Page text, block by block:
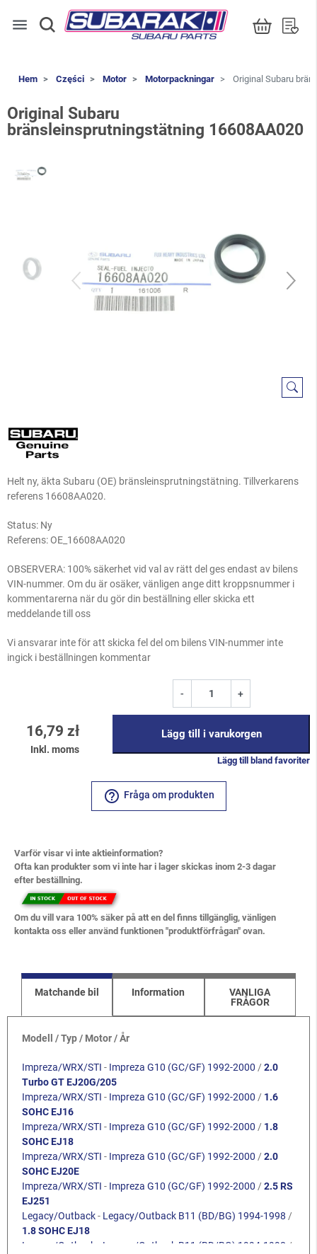
menu
Hem Części Motor Motorpackningar Original Subaru
Original Subaru
bränsleinsprutningstätning 16608AA020
Helt ny, äkta Subaru (OE) bränsleinsprutningstätning. Tillverkarens
referens 16608AA020.
Status: Ny
Referens:OE_16608AA020
OBSERVERA: 100% säkerhet vid val av rätt del ges endast av bilens
VIN-nummer. Om du är osäker, vänligen ange ditt kroppsnummer i
kommentarerna när du gör din beställning eller skicka ett
meddelande till oss
Vi ansvarar inte för att skicka fel del om bilens VIN-nummer inte
ingick i beställningen kommentar
16,79 zł
Inkl. moms
- +
Lägg till i varukorgen
Lägg till bland favoriter
help_outline Fråga om produkten
Varför visar vi inte aktieinformation?
Ofta kan produkter som vi inte har i lager skickas inom 2-3 dagar
efter beställning.
Om du vill vara 100% säker på att en del finns tillgänglig, vänligen
kontakta oss eller använd funktionen "produktförfrågan" ovan.
Matchande bil Information
VANLIGA
FRÅGOR
Modell / Typ / Motor / År
Impreza/WRX/STI - Impreza G10 (GC/GF) 1992-2000 /2.0
Turbo GT EJ20G/205
Impreza/WRX/STI - Impreza G10 (GC/GF) 1992-2000 / 1.6
SOHC EJ16
Impreza/WRX/STI - Impreza G10 (GC/GF) 1992-2000 / 1.8
SOHC EJ18
Impreza/WRX/STI - Impreza G10 (GC/GF) 1992-2000 /2.0
SOHC EJ20E
Impreza/WRX/STI - Impreza G10 (GC/GF) 1992-2000 /2.5 RS
EJ251
Legacy/Outback- Legacy/Outback B11 (BD/BG) 1994-1998 /
1.8 SOHC EJ18
Legacy/Outback
Legacy/Outback B11 (BD/BG) 1994-1998 /